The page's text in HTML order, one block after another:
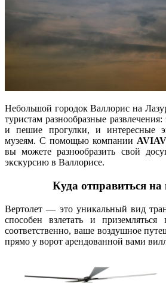
Небольшой городок Валлорис на
туристам разнообразные
и пешие прогулки, и интересные
музеям. С помощью компании
вы можете разнообразить свой
экскурсию в Валлорисе.
Куда отправиться на
Вертолет — это уникальный вид
способен взлетать и приземляться
соответственно, ваше воздушное
прямо у ворот арендованной вами